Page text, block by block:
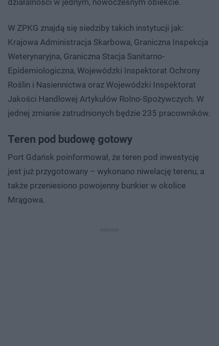
W ZPKG znajdą się siedziby takich instytucji jak:
Krajowa Administracja Skarbowa, Graniczna Inspekcja
Weterynaryjna, Graniczna Stacja Sanitarno-
Epidemiologiczna, Wojewódzki Inspektorat Ochrony
Roślin i Nasiennictwa oraz Wojewódzki Inspektorat
Jakości Handlowej Artykułów Rolno-Spożywczych. W
jednej zmianie zatrudnionych będzie 235 pracowników.
Teren pod budowę gotowy
Port Gdańsk poinformował, że teren pod inwestycję
jest już przygotowany – wykonano niwelację terenu, a
także przeniesiono powojenny bunkier w okolice
Mrągowa.